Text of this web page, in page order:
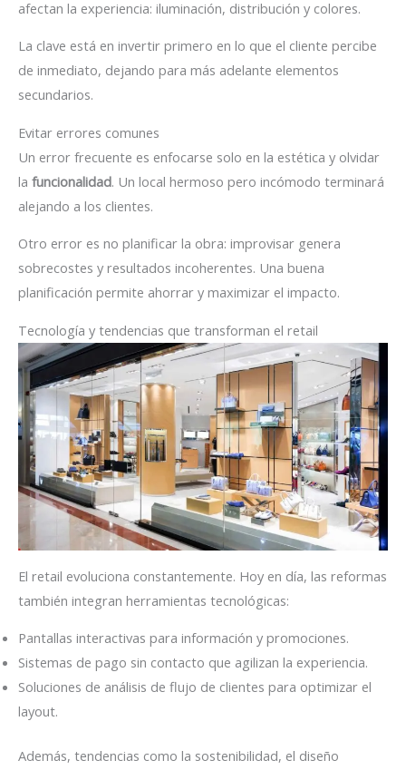
afectan la experiencia: iluminación, distribución y colores.
La clave está en invertir primero en lo que el cliente percibe
de inmediato, dejando para más adelante elementos
secundarios.
Evitar errores comunes
Un error frecuente es enfocarse solo en la estética y olvidar
la funcionalidad. Un local hermoso pero incómodo terminará
alejando a los clientes.
Otro error es no planificar la obra: improvisar genera
sobrecostes y resultados incoherentes. Una buena
planificación permite ahorrar y maximizar el impacto.
Tecnología y tendencias que transforman el retail
El retail evoluciona constantemente. Hoy en día, las reformas
también integran herramientas tecnológicas:
Pantallas interactivas para información y promociones.
Sistemas de pago sin contacto que agilizan la experiencia.
Soluciones de análisis de flujo de clientes para optimizar el
layout.
Además, tendencias como la sostenibilidad, el diseño